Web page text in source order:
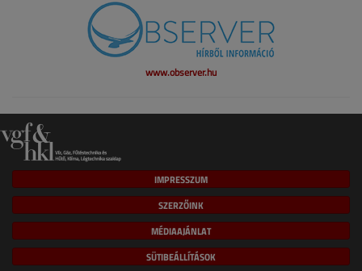
www.observer.hu
IMPRESSZUM
SZERZŐINK
MÉDIAAJÁNLAT
SÜTIBEÁLLÍTÁSOK